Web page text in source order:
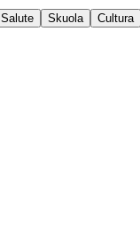
Salute Skuola Cultura